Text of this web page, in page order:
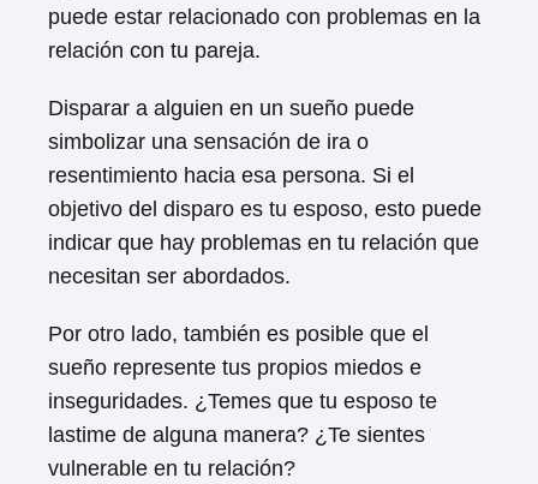
puede estar relacionado con problemas en la
relación con tu pareja.
Disparar a alguien en un sueño puede
simbolizar una sensación de ira o
resentimiento hacia esa persona. Si el
objetivo del disparo es tu esposo, esto puede
indicar que hay problemas en tu relación que
necesitan ser abordados.
Por otro lado, también es posible que el
sueño represente tus propios miedos e
inseguridades. ¿Temes que tu esposo te
lastime de alguna manera? ¿Te sientes
vulnerable en tu relación?